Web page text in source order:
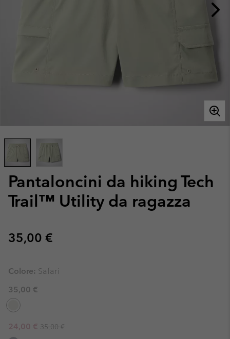
Pantaloncini da hiking Tech
Trail™ Utility da ragazza
Regular price:
35,00 €
Colore: Safari
35,00 €
Sale price:
24,00 € Regular price:
35,00 €